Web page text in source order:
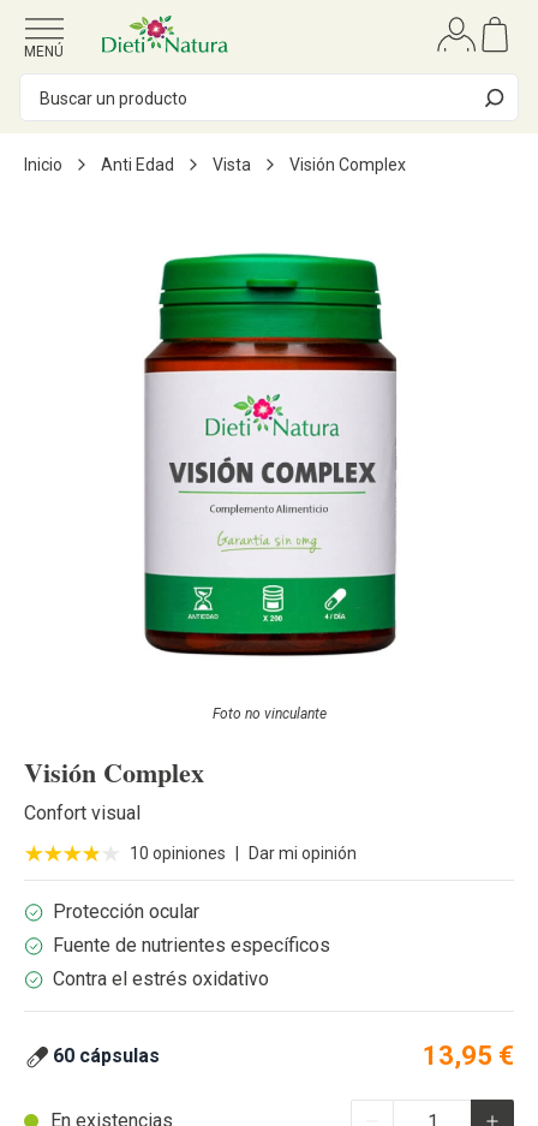
Ir al contenido
MENÚ
Inicio Anti Edad Vista Visión Complex
Foto no vinculante
Visión Complex
Confort visual
10 opiniones Dar mi opinión
Protección ocular
Fuente de nutrientes específicos
Contra el estrés oxidativo
60 cápsulas 13,95 €
En existencias